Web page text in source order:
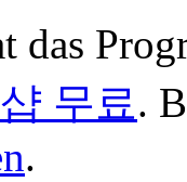
das
무료.
.